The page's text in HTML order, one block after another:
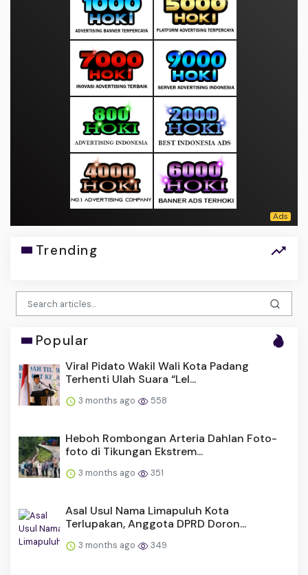
Trending
Popular
Viral Pidato Wakil Wali Kota Padang
Terhenti Ulah Suara “Lel...
3 months ago 558
Heboh Rombongan Arteria Dahlan Foto-
foto di Tikungan Ekstrem...
3 months ago 351
Asal Usul Nama Limapuluh Kota
Terlupakan, Anggota DPRD Doron...
3 months ago 349